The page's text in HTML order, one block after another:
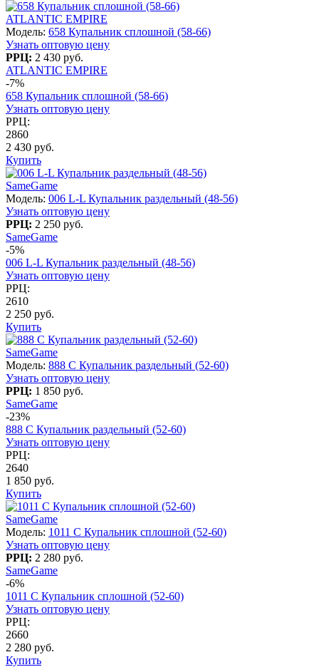
ATLANTIC EMPIRE
Модель: 658 Купальник сплошной (58-66)
Узнать оптовую цену
РРЦ: 2 430 руб.
ATLANTIC EMPIRE
-7%
658 Купальник сплошной (58-66)
Узнать оптовую цену
РРЦ:
2860
2 430 руб.
Купить
SameGame
Модель: 006 L-L Купальник раздельный (48-56)
Узнать оптовую цену
РРЦ: 2 250 руб.
SameGame
-5%
006 L-L Купальник раздельный (48-56)
Узнать оптовую цену
РРЦ:
2610
2 250 руб.
Купить
SameGame
Модель: 888 C Купальник раздельный (52-60)
Узнать оптовую цену
РРЦ: 1 850 руб.
SameGame
-23%
888 C Купальник раздельный (52-60)
Узнать оптовую цену
РРЦ:
2640
1 850 руб.
Купить
SameGame
Модель: 1011 С Купальник сплошной (52-60)
Узнать оптовую цену
РРЦ: 2 280 руб.
SameGame
-6%
1011 С Купальник сплошной (52-60)
Узнать оптовую цену
РРЦ:
2660
2 280 руб.
Купить